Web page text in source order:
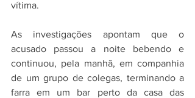
vítima.
As investigações apontam que o
acusado passou a noite bebendo e
continuou, pela manhã, em companhia
de um grupo de colegas, terminando a
farra em um bar perto da casa das